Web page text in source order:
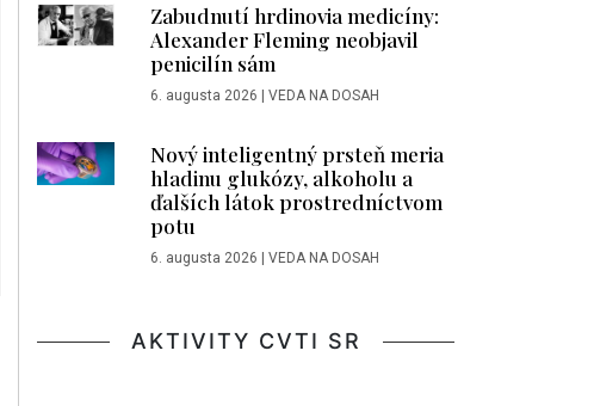
Zabudnutí hrdinovia medicíny:
Alexander Fleming neobjavil
penicilín sám
6. augusta 2026 | VEDA NA DOSAH
Nový inteligentný prsteň meria
hladinu glukózy, alkoholu a
ďalších látok prostredníctvom
potu
6. augusta 2026 | VEDA NA DOSAH
AKTIVITY CVTI SR